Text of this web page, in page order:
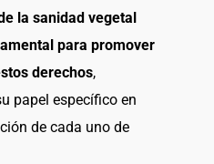
la sanidad vegetal
para promover
derechos,
papel específico en
de cada uno de